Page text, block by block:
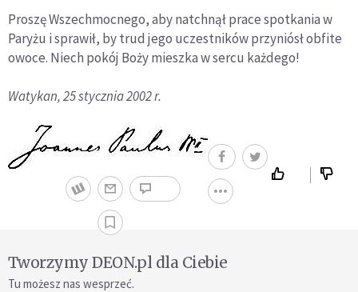
Proszę Wszechmocnego, aby natchnął prace spotkania w
Paryżu i sprawił, by trud jego uczestników przyniósł obfite
owoce. Niech pokój Boży mieszka w sercu każdego!
Watykan, 25 stycznia 2002 r.
Tworzymy DEON.pl dla Ciebie
Tu możesz nas wesprzeć.